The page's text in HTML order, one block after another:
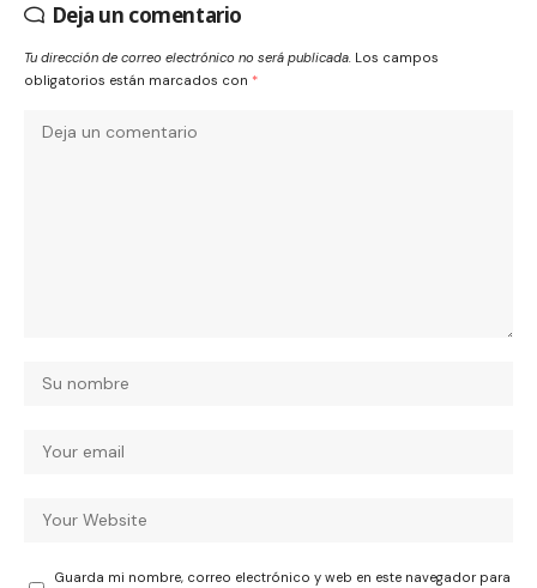
Deja un comentario
Tu dirección de correo electrónico no será publicada. Los campos
obligatorios están marcados con *
Guarda mi nombre, correo electrónico y web en este navegador para